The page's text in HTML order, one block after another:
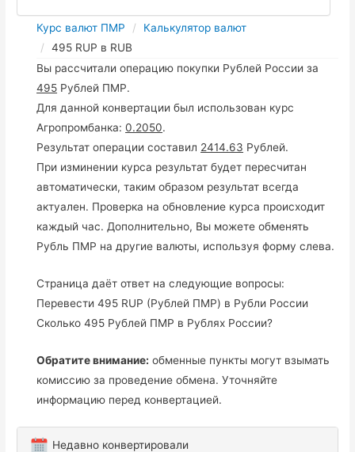
Курс валют ПМР
Калькулятор валют
495 RUP в RUB
Вы рассчитали операцию покупки Рублей России за
495 Рублей ПМР.
Для данной конвертации был использован курс
Агропромбанка:0.2050.
Результат операции составил 2414.63 Рублей.
При изминении курса результат будет пересчитан
автоматически, таким образом результат всегда
актуален. Проверка на обновление курса происходит
каждый час. Дополнительно, Вы можете обменять
Рубль ПМР на другие валюты, используя форму слева.
Страница даёт ответ на следующие вопросы:
Перевести 495 RUP (Рублей ПМР) в Рубли России
Сколько 495 Рублей ПМР в Рублях России?
Обратите внимание: обменные пункты могут взымать
комиссию за проведение обмена. Уточняйте
информацию перед конвертацией.
Недавно конвертировали